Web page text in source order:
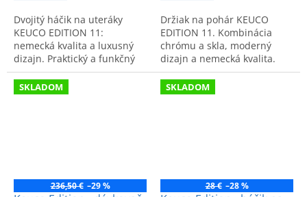
Dvojitý háčik na uteráky
KEUCO EDITION 11:
nemecká kvalita a luxusný
dizajn. Praktický a funkčný
doplnok do kúpeľne s
moderným vzhľadom.
Držiak na pohár KEUCO
EDITION 11. Kombinácia
chrómu a skla, moderný
dizajn a nemecká kvalita.
Luxusný doplnok pre váš
interiér.
SKLADOM
236,50 € –29 %
SKLADOM
28 € –28 %